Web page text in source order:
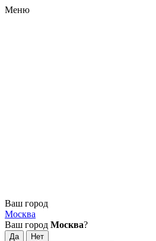
Меню
Ваш город
Москва
Ваш город Москва?